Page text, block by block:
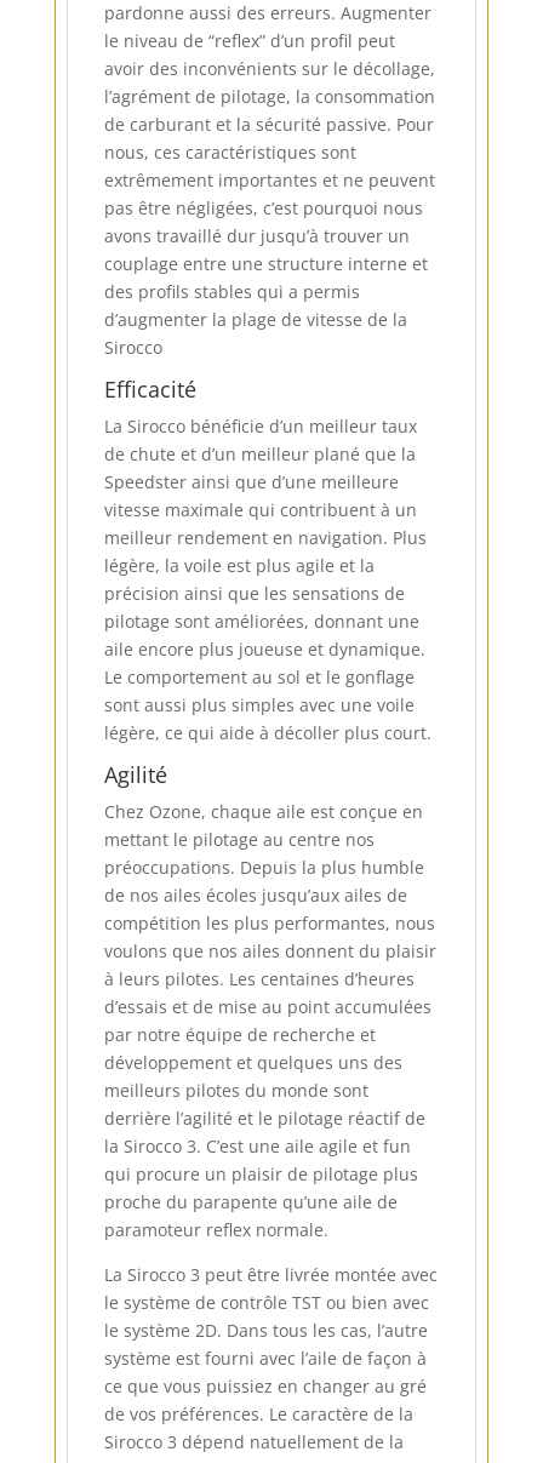
pardonne aussi des erreurs. Augmenter
le niveau de “reflex” d’un profil peut
avoir des inconvénients sur le décollage,
l’agrément de pilotage, la consommation
de carburant et la sécurité passive. Pour
nous, ces caractéristiques sont
extrêmement importantes et ne peuvent
pas être négligées, c’est pourquoi nous
avons travaillé dur jusqu’à trouver un
couplage entre une structure interne et
des profils stables qui a permis
d’augmenter la plage de vitesse de la
Sirocco
Efficacité
La Sirocco bénéficie d’un meilleur taux
de chute et d’un meilleur plané que la
Speedster ainsi que d’une meilleure
vitesse maximale qui contribuent à un
meilleur rendement en navigation. Plus
légère, la voile est plus agile et la
précision ainsi que les sensations de
pilotage sont améliorées, donnant une
aile encore plus joueuse et dynamique.
Le comportement au sol et le gonflage
sont aussi plus simples avec une voile
légère, ce qui aide à décoller plus court.
Agilité
Chez Ozone, chaque aile est conçue en
mettant le pilotage au centre nos
préoccupations. Depuis la plus humble
de nos ailes écoles jusqu’aux ailes de
compétition les plus performantes, nous
voulons que nos ailes donnent du plaisir
à leurs pilotes. Les centaines d’heures
d’essais et de mise au point accumulées
par notre équipe de recherche et
développement et quelques uns des
meilleurs pilotes du monde sont
derrière l’agilité et le pilotage réactif de
la Sirocco 3. C’est une aile agile et fun
qui procure un plaisir de pilotage plus
proche du parapente qu’une aile de
paramoteur reflex normale.
La Sirocco 3 peut être livrée montée avec
le système de contrôle TST ou bien avec
le système 2D. Dans tous les cas, l’autre
système est fourni avec l’aile de façon à
ce que vous puissiez en changer au gré
de vos préférences. Le caractère de la
Sirocco 3 dépend natuellement de la